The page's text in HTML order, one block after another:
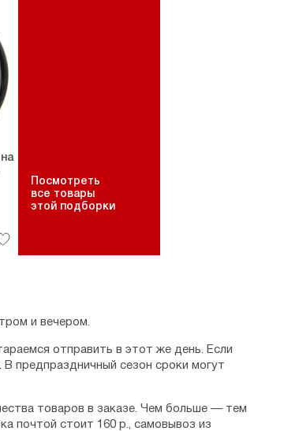
Посмотреть
все товары
этой подборки
и вечером.
отправить в этот же день. Если
предпраздничный сезон сроки могут
товаров в заказе. Чем больше — тем
почтой стоит 160 р., самовывоз из